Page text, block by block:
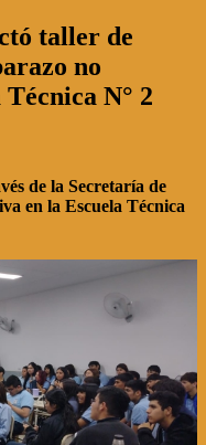
taller de
no
N° 2
de la Secretaría de
en la Escuela Técnica